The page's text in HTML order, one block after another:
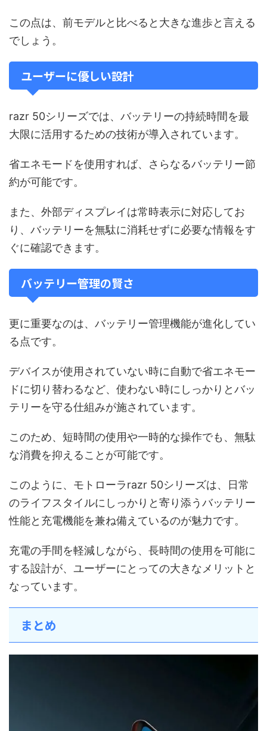
この点は、前モデルと比べると大きな進歩と言える
でしょう。
ユーザーに優しい設計
razr 50シリーズでは、バッテリーの持続時間を最
大限に活用するための技術が導入されています。
省エネモードを使用すれば、さらなるバッテリー節
約が可能です。
また、外部ディスプレイは常時表示に対応してお
り、バッテリーを無駄に消耗せずに必要な情報をす
ぐに確認できます。
バッテリー管理の賢さ
更に重要なのは、バッテリー管理機能が進化してい
る点です。
デバイスが使用されていない時に自動で省エネモー
ドに切り替わるなど、使わない時にしっかりとバッ
テリーを守る仕組みが施されています。
このため、短時間の使用や一時的な操作でも、無駄
な消費を抑えることが可能です。
このように、モトローラrazr 50シリーズは、日常
のライフスタイルにしっかりと寄り添うバッテリー
性能と充電機能を兼ね備えているのが魅力です。
充電の手間を軽減しながら、長時間の使用を可能に
する設計が、ユーザーにとっての大きなメリットと
なっています。
まとめ